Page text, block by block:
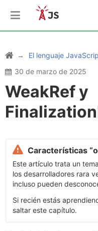
El lenguaje
30 de marzo de 2025
WeakRef y
Características
Este artículo trata un
los desarrolladores rara
incluso pueden
Si recién estás
saltar este capítulo.